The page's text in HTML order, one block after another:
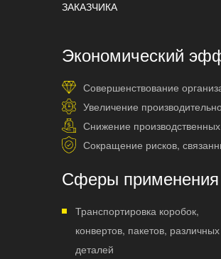
ЗАКАЗЧИКА
Экономический
Совершенствование
Увеличение
Снижение производственных
Сокращение рисков,
Сферы применения
Транспортировка коробок,
конвертов, пакетов, различных
деталей